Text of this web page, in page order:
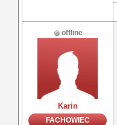
offline
Karin
FACHOWIEC